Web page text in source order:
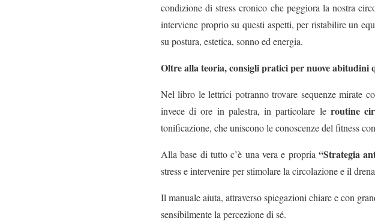
condizione di stress cronico che peggiora la nostra
interviene proprio su questi aspetti, per ristabilire un
su postura, estetica, sonno ed energia.
Oltre alla teoria, consigli pratici per nuove abitudini
Nel libro le lettrici potranno trovare sequenze mirate
invece di ore in palestra, in particolare le routine
tonificazione, che uniscono le conoscenze del fitness
Alla base di tutto c’è una vera e propria “Strategia
stress e intervenire per stimolare la circolazione e il
Il manuale aiuta, attraverso spiegazioni chiare e con
sensibilmente la percezione di sé.